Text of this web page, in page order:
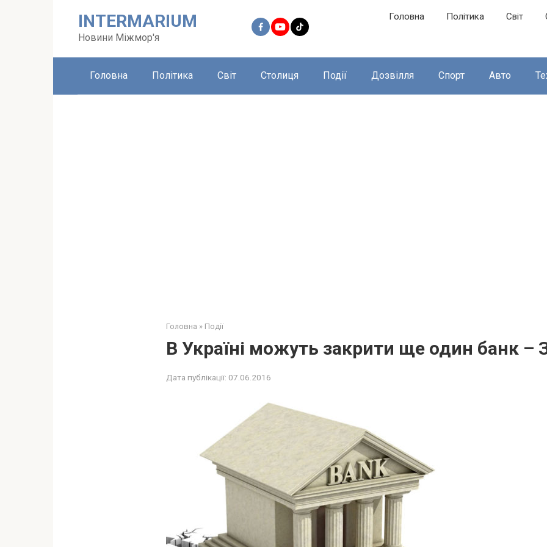
INTERMARIUM
Новини Міжмор'я
Головна Політика Світ
Головна Політика Світ Столиця Події Дозвілля Спорт Авто
Головна » Події
В Україні можуть закрити ще один банк –
Дата публікації: 07.06.2016